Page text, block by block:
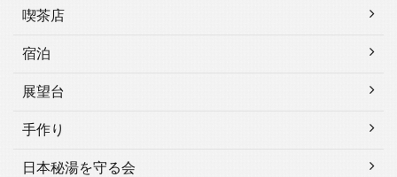
喫茶店
宿泊
展望台
手作り
日本秘湯を守る会